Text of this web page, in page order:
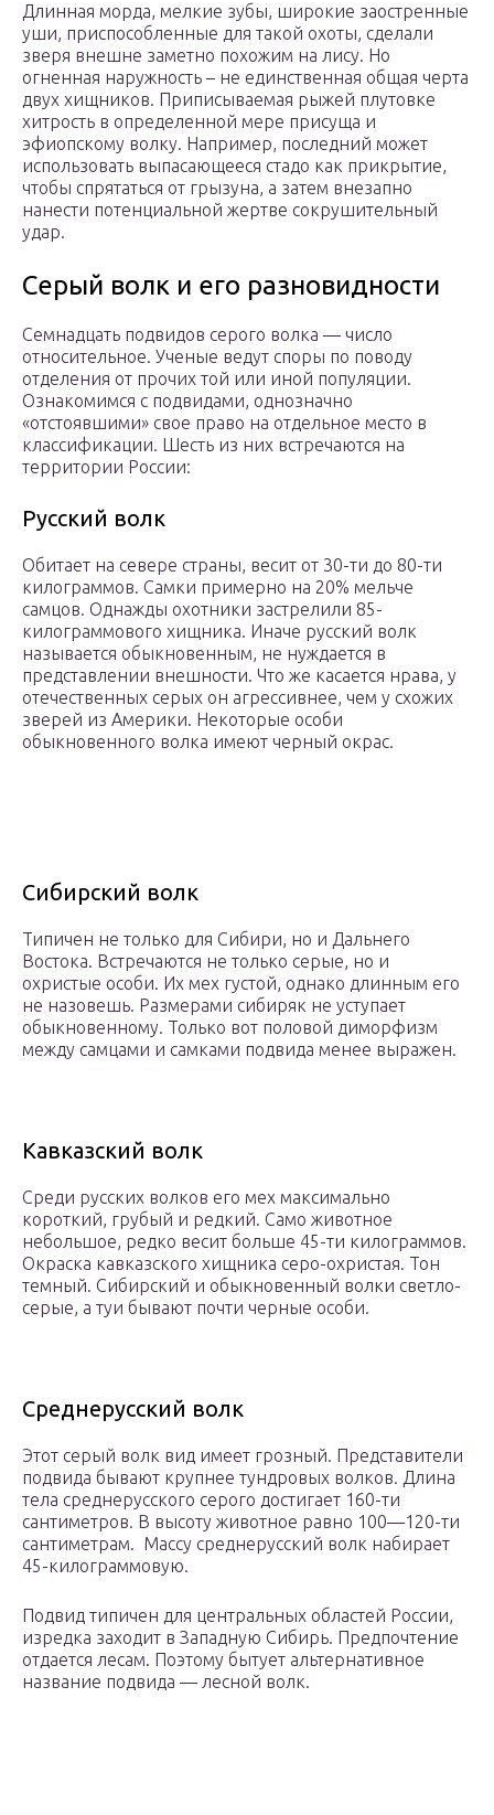
Длинная морда, мелкие зубы, широкие заостренные
уши, приспособленные для такой охоты, сделали
зверя внешне заметно похожим на лису. Но
огненная наружность – не единственная общая черта
двух хищников. Приписываемая рыжей плутовке
хитрость в определенной мере присуща и
эфиопскому волку. Например, последний может
использовать выпасающееся стадо как прикрытие,
чтобы спрятаться от грызуна, а затем внезапно
нанести потенциальной жертве сокрушительный
удар.
Серый волк и его разновидности
Семнадцать подвидов серого волка — число
относительное. Ученые ведут споры по поводу
отделения от прочих той или иной популяции.
Ознакомимся с подвидами, однозначно
«отстоявшими» свое право на отдельное место в
классификации. Шесть из них встречаются на
территории России:
Русский волк
Обитает на севере страны, весит от 30-ти до 80-ти
килограммов. Самки примерно на 20% мельче
самцов. Однажды охотники застрелили 85-
килограммового хищника. Иначе русский волк
называется обыкновенным, не нуждается в
представлении внешности. Что же касается нрава, у
отечественных серых он агрессивнее, чем у схожих
зверей из Америки. Некоторые особи
обыкновенного волка имеют черный окрас.
Сибирский волк
Типичен не только для Сибири, но и Дальнего
Востока. Встречаются не только серые, но и
охристые особи. Их мех густой, однако длинным его
не назовешь. Размерами сибиряк не уступает
обыкновенному. Только вот половой диморфизм
между самцами и самками подвида менее выражен.
Кавказский волк
Среди русских волков его мех максимально
короткий, грубый и редкий. Само животное
небольшое, редко весит больше 45-ти килограммов.
Окраска кавказского хищника серо-охристая. Тон
темный. Сибирский и обыкновенный волки светло-
серые, а туи бывают почти черные особи.
Среднерусский волк
Этот серый волк вид имеет грозный. Представители
подвида бывают крупнее тундровых волков. Длина
тела среднерусского серого достигает 160-ти
сантиметров. В высоту животное равно 100—120-ти
сантиметрам. Массу среднерусский волк набирает
45-килограммовую.
Подвид типичен для центральных областей России,
изредка заходит в Западную Сибирь. Предпочтение
отдается лесам. Поэтому бытует альтернативное
название подвида — лесной волк.